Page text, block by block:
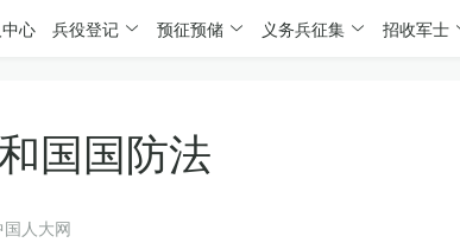
心 兵役登记 预征预储 义务兵征集 招收军士
国国防法
人大网